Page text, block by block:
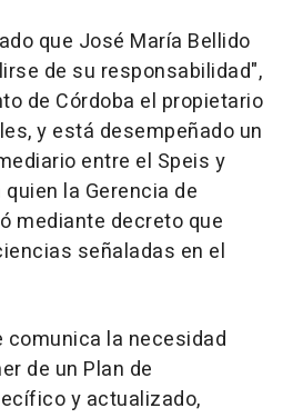
que José María Bellido
de su responsabilidad",
de Córdoba el propietario
y está desempeñado un
entre el Speis y
la Gerencia de
mediante decreto que
señaladas en el
comunica la necesidad
de un Plan de
y actualizado,